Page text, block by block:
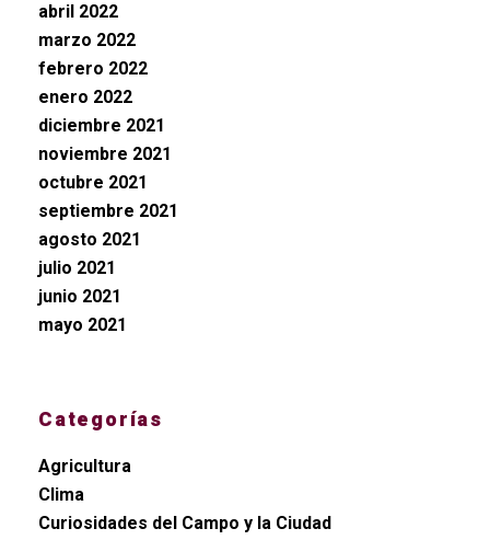
abril 2022
marzo 2022
febrero 2022
enero 2022
diciembre 2021
noviembre 2021
octubre 2021
septiembre 2021
agosto 2021
julio 2021
junio 2021
mayo 2021
Categorías
Agricultura
Clima
Curiosidades del Campo y la Ciudad